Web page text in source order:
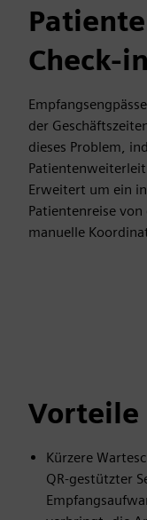
Check-
der
dieses Problem,
Erweitert um ein
Patientenreise
manuelle
Vorteile
Kürzere
QR-gestützter